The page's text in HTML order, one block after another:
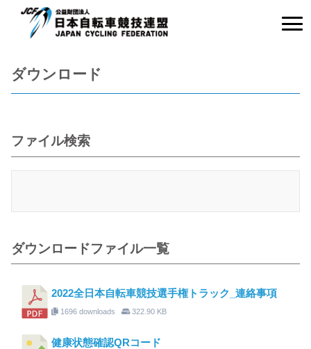
ダウンロード
ファイル検索
ダウンロードファイル一覧
2022全日本自転車競技選手権トラック_連絡事項
1696 downloads 322.90 KB
健康状態確認QRコード